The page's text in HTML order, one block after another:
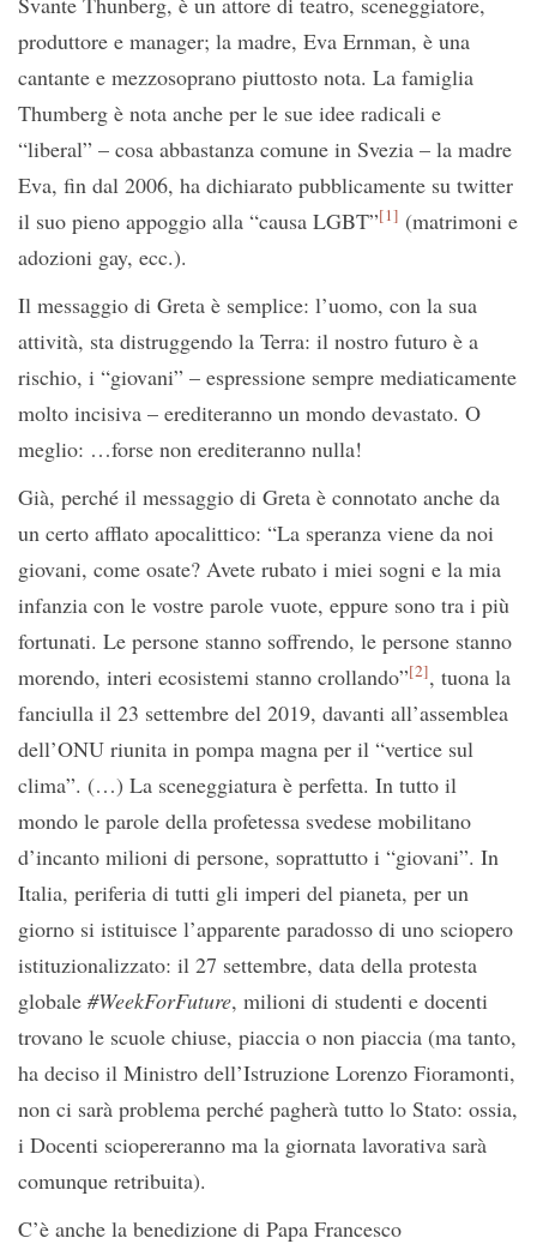
produttore e manager; la madre, Eva Ernman, è una
cantante e mezzosoprano piuttosto nota. La famiglia
Thumberg è nota anche per le sue idee radicali e
“liberal” – cosa abbastanza comune in Svezia – la madre
Eva, fin dal 2006, ha dichiarato pubblicamente su twitter
il suo pieno appoggio alla “causa LGBT”[1] (matrimoni e
adozioni gay, ecc.).
Il messaggio di Greta è semplice: l’uomo, con la sua
attività, sta distruggendo la Terra: il nostro futuro è a
rischio, i “giovani” – espressione sempre mediaticamente
molto incisiva – erediteranno un mondo devastato. O
meglio: …forse non erediteranno nulla!
Già, perché il messaggio di Greta è connotato anche da
un certo afflato apocalittico: “La speranza viene da noi
giovani, come osate? Avete rubato i miei sogni e la mia
infanzia con le vostre parole vuote, eppure sono tra i più
fortunati. Le persone stanno soffrendo, le persone stanno
morendo, interi ecosistemi stanno crollando”[2], tuona la
fanciulla il 23 settembre del 2019, davanti all’assemblea
dell’ONU riunita in pompa magna per il “vertice sul
clima”. (…) La sceneggiatura è perfetta. In tutto il
mondo le parole della profetessa svedese mobilitano
d’incanto milioni di persone, soprattutto i “giovani”. In
Italia, periferia di tutti gli imperi del pianeta, per un
giorno si istituisce l’apparente paradosso di uno sciopero
istituzionalizzato: il 27 settembre, data della protesta
globale #WeekForFuture, milioni di studenti e docenti
trovano le scuole chiuse, piaccia o non piaccia (ma tanto,
ha deciso il Ministro dell’Istruzione Lorenzo Fioramonti,
non ci sarà problema perché pagherà tutto lo Stato: ossia,
i Docenti sciopereranno ma la giornata lavorativa sarà
comunque retribuita).
C’è anche la benedizione di Papa Francesco